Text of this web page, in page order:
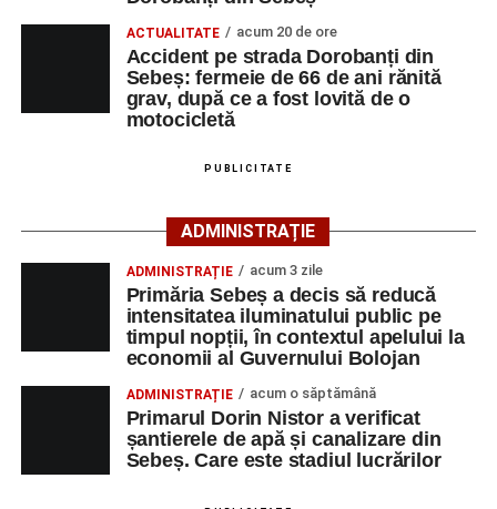
4–6 septembrie 2026: Prima ediție a Transylvania
Fest, la Cetatea Greavilor din Gârbova
Cei interesați pot consulta toate locurile de muncă
disponibile accesând platforma oficială ANOFM,
AJOFM Alba, apoi secțiunea„Persoane fizice
– Locuri de muncă vacante”
agenția teritorială de care aparține persoana aflată în
Lista publicată de AJOFM Alba include, pe lângă
denumirea posturilor vacante din Săsciori, și datele de
contact ale angajatorilor, precum numere de telefon și
adrese de e-mail, pentru ca persoanele interesate să
poată solicita detalii despre condițiile de angajare,
Mai jos puteți consulta lista completă a locurilor de
muncă disponibile în comuna Săsciori la data de 4
august 2026, precum și datele de contact ale
ACTUALITATE acum 20 de ore
Accident pe strada Dorobanți din
Sebeș: fermeie de 66 de ani rănită
grav, după ce a fost lovită de o
motocicletă
PUBLICITATE
ADMINISTRAȚIE
ADMINISTRAȚIE acum 3 zile
Primăria Sebeș a decis să reducă
intensitatea iluminatului public pe
timpul nopții, în contextul apelului la
economii al Guvernului Bolojan
ADMINISTRAȚIE acum o săptămână
Primarul Dorin Nistor a verificat
șantierele de apă și canalizare din
Sebeș. Care este stadiul lucrărilor